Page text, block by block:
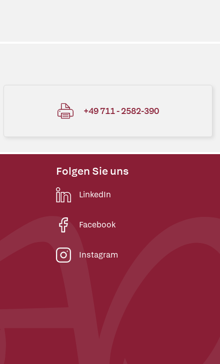
+49 711 - 2582-390
Folgen Sie uns
LinkedIn
Facebook
Instagram